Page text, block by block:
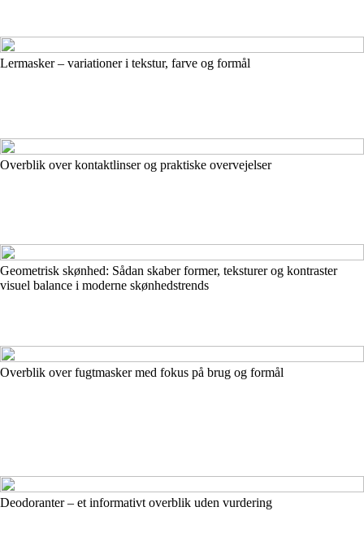
Lermasker – variationer i tekstur, farve og formål
Overblik over kontaktlinser og praktiske overvejelser
Geometrisk skønhed: Sådan skaber former, teksturer og kontraster
visuel balance i moderne skønhedstrends
Overblik over fugtmasker med fokus på brug og formål
Deodoranter – et informativt overblik uden vurdering